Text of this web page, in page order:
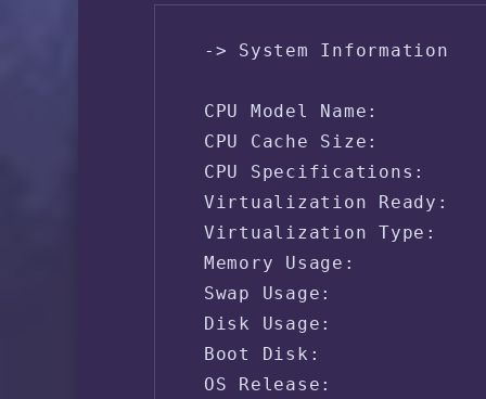
-> System Information
CPU Model Name:
CPU Cache Size:
CPU Specifications:
Virtualization Ready:
Virtualization Type:
Memory Usage:
Swap Usage:
Disk Usage:
Boot Disk:
OS Release: